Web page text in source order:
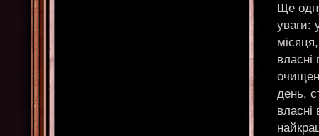
Ще
уваги:
день,